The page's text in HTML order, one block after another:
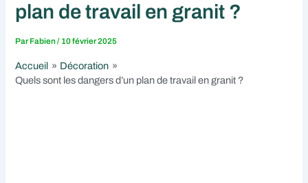
plan de travail en granit ?
Par Fabien/ 10 février 2025
Accueil
Décoration
Quels sont les dangers d’un plan de travail en granit ?